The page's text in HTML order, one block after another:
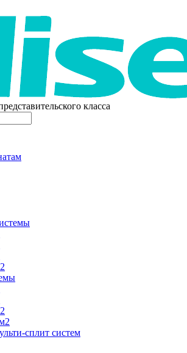
класса
сплит систем